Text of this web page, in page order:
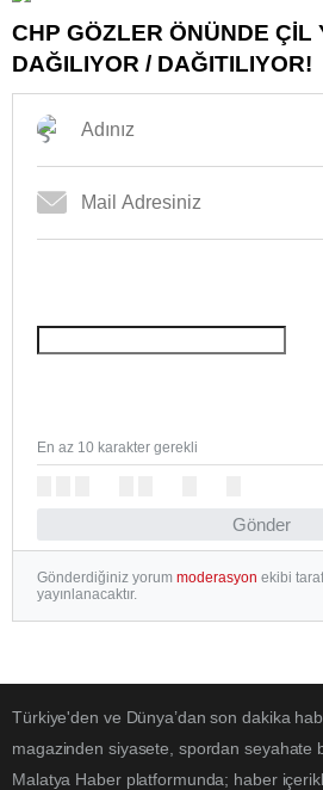
CHP GÖZLER ÖNÜNDE ÇİL
DAĞILIYOR / DAĞITILIYOR!
Gönder
En az 10 karakter gerekli
Gönderdiğiniz yorum moderasyon ekibi
yayınlanacaktır.
Türkiye'den ve Dünya’dan son dakika
magazinden siyasete, spordan seyahate
Malatya Haber platformunda; haber